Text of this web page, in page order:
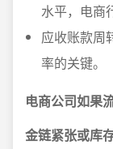
水平，电商
应收账款周
率的关键。
电商公司如果
金链紧张或库